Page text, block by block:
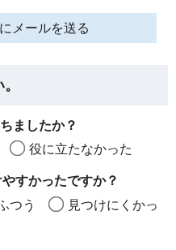
メールを送る
ましたか？
役に立たなかった
すかったですか？
つう
見つけにくかっ